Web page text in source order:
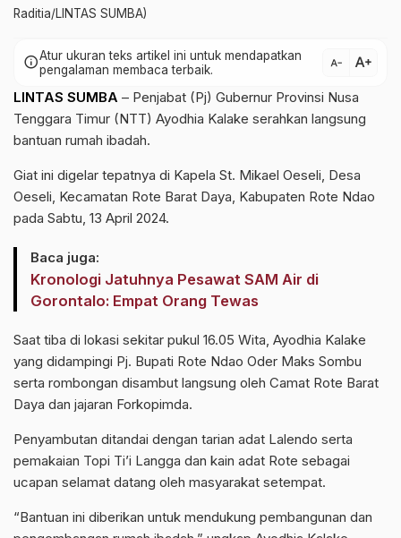
Raditia/LINTAS SUMBA)
infoAtur ukuran teks artikel ini untuk mendapatkan
pengalaman membaca terbaik.
text_decrease text_increase
LINTAS SUMBA – Penjabat (Pj) Gubernur Provinsi Nusa
Tenggara Timur (NTT) Ayodhia Kalake serahkan langsung
bantuan rumah ibadah.
Giat ini digelar tepatnya di Kapela St. Mikael Oeseli, Desa
Oeseli, Kecamatan Rote Barat Daya, Kabupaten Rote Ndao
pada Sabtu, 13 April 2024.
Baca juga:
Kronologi Jatuhnya Pesawat SAM Air di
Gorontalo: Empat Orang Tewas
Saat tiba di lokasi sekitar pukul 16.05 Wita, Ayodhia Kalake
yang didampingi Pj. Bupati Rote Ndao Oder Maks Sombu
serta rombongan disambut langsung oleh Camat Rote Barat
Daya dan jajaran Forkopimda.
Penyambutan ditandai dengan tarian adat Lalendo serta
pemakaian Topi Ti’i Langga dan kain adat Rote sebagai
ucapan selamat datang oleh masyarakat setempat.
“Bantuan ini diberikan untuk mendukung pembangunan dan